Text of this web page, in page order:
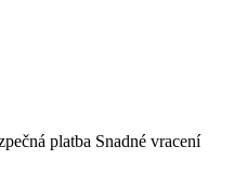
platba Snadné vracení